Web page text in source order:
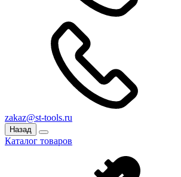
zakaz@st-tools.ru
Назад
Каталог товаров